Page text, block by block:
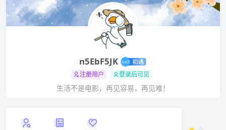
n5EbF5JK
注册用户 登录后可见
生活不是电影，再见容易，再见难！